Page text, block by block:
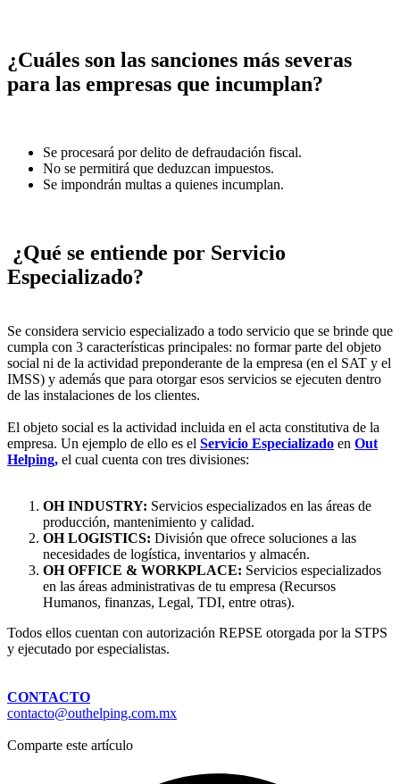
¿Cuáles son las sanciones más severas
para las empresas que incumplan?
Se procesará por delito de defraudación fiscal.
No se permitirá que deduzcan impuestos.
Se impondrán multas a quienes incumplan.
¿Qué se entiende por Servicio
Especializado?
Se considera servicio especializado a todo servicio que se brinde que
cumpla con 3 características principales: no formar parte del objeto
social ni de la actividad preponderante de la empresa (en el SAT y el
IMSS) y además que para otorgar esos servicios se ejecuten dentro
de las instalaciones de los clientes.
El objeto social es la actividad incluida en el acta constitutiva de la
empresa. Un ejemplo de ello es el Servicio Especializado en Out
Helping, el cual cuenta con tres divisiones:
OH INDUSTRY: Servicios especializados en las áreas de
producción, mantenimiento y calidad.
OH LOGISTICS: División que ofrece soluciones a las
necesidades de logística, inventarios y almacén.
OH OFFICE & WORKPLACE: Servicios especializados
en las áreas administrativas de tu empresa (Recursos
Humanos, finanzas, Legal, TDI, entre otras).
Todos ellos cuentan con autorización REPSE otorgada por la STPS
y ejecutado por especialistas.
CONTACTO
contacto@outhelping.com.mx
Comparte este artículo